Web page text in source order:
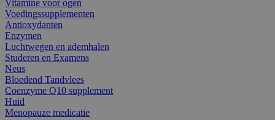
Vitamine voor ogen
Voedingssupplementen
Antioxydanten
Enzymen
Luchtwegen en ademhalen
Studeren en Examens
Neus
Bloedend Tandvlees
Coenzyme Q10 supplement
Huid
Menopauze medicatie